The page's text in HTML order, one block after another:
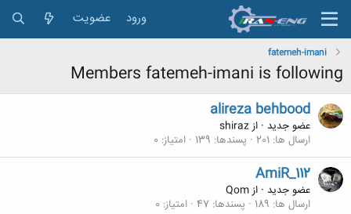
ورود عضویت
fatemeh-imani
Members fatemeh-imani is following
alireza behbood
عضو جدید · ازshiraz
ارسال ها 201 پسندها 139 امتیاز 0
AmiR_112
عضو جدید · ازQom
ارسال ها 189 پسندها 47 امتیاز 0